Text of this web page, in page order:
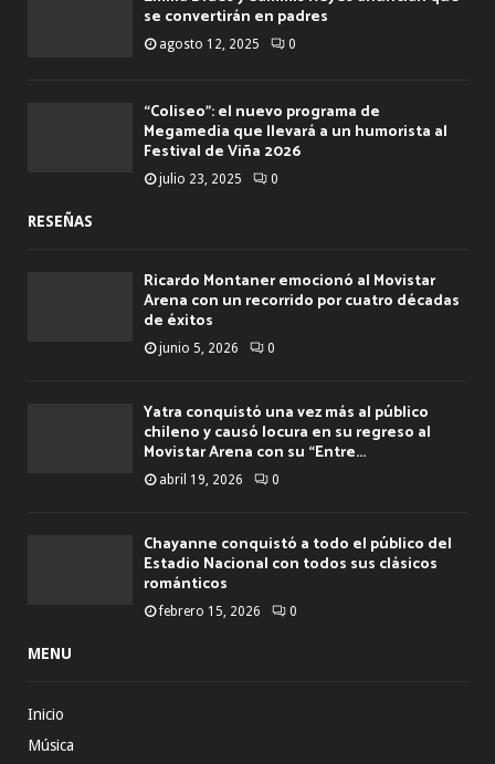
se convertirán en padres
agosto 12, 2025 0
“Coliseo”: el nuevo programa de
Megamedia que llevará a un humorista al
Festival de Viña 2026
julio 23, 2025 0
RESEÑAS
Ricardo Montaner emocionó al Movistar
Arena con un recorrido por cuatro décadas
de éxitos
junio 5, 2026 0
Yatra conquistó una vez más al público
chileno y causó locura en su regreso al
Movistar Arena con su “Entre...
abril 19, 2026 0
Chayanne conquistó a todo el público del
Estadio Nacional con todos sus clásicos
románticos
febrero 15, 2026 0
MENU
Inicio
Música